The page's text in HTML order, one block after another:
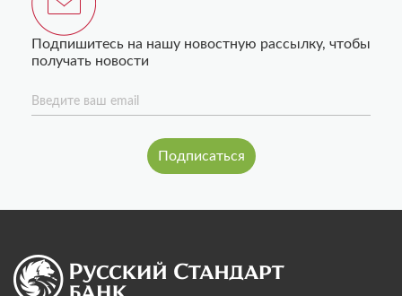
Подпишитесь на нашу новостную рассылку, чтобы
получать новости
Введите ваш email